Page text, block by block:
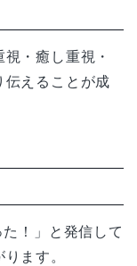
・癒し重視・
伝えることが成
！」と発信して
ます。